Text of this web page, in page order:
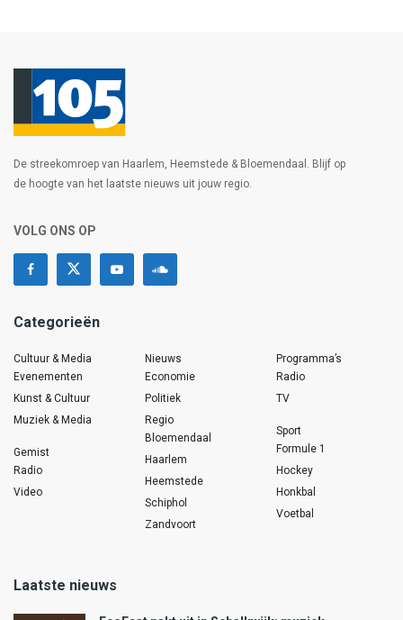
De streekomroep van Haarlem, Heemstede & Bloemendaal. Blijf op
de hoogte van het laatste nieuws uit jouw regio.
VOLG ONS OP
Categorieën
Cultuur & Media
Evenementen
Kunst & Cultuur
Muziek & Media
Gemist
Radio
Video
Nieuws
Economie
Politiek
Regio
Bloemendaal
Haarlem
Heemstede
Schiphol
Zandvoort
Programma’s
Radio
TV
Sport
Formule 1
Hockey
Honkbal
Voetbal
Laatste nieuws